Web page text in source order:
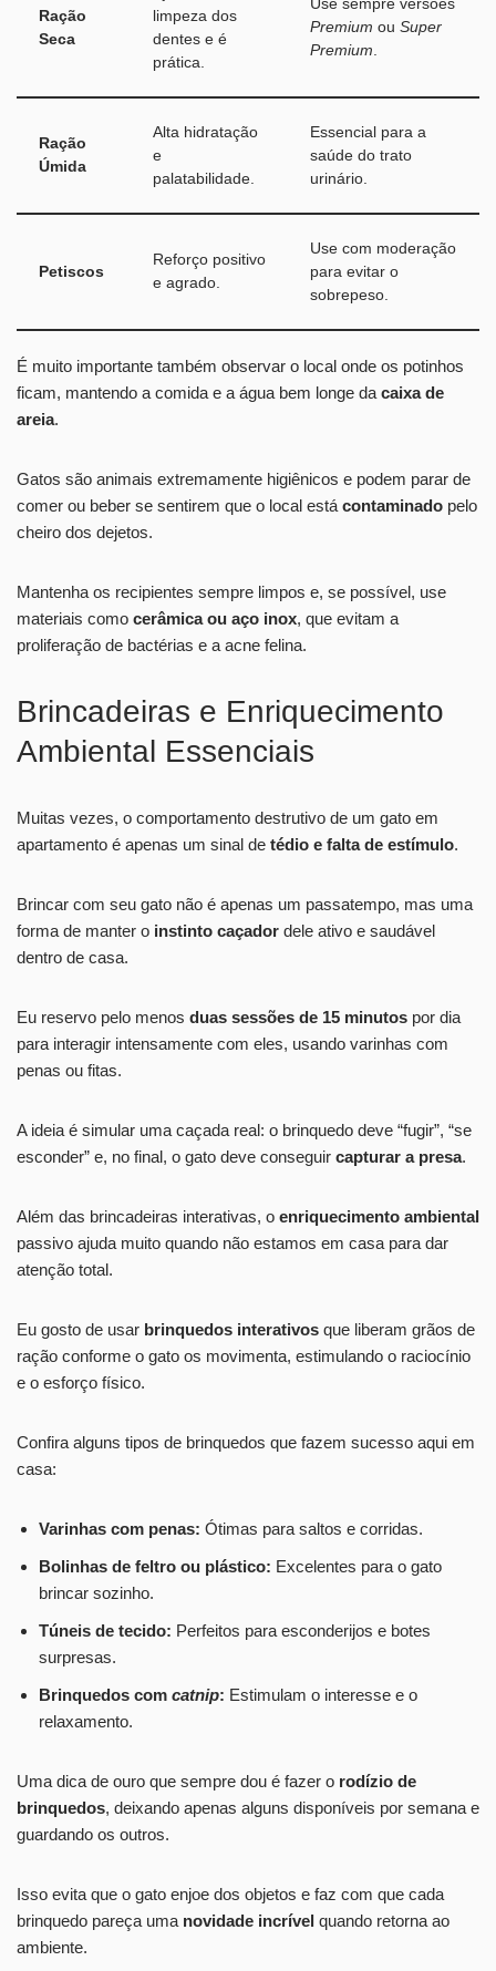
Ração
Seca
limpeza dos
dentes e é
prática.
Use sempre versões
Premium ou Super
Premium.
Ração
Úmida
Alta hidratação
e
palatabilidade.
Essencial para a
saúde do trato
urinário.
Petiscos
Reforço positivo
e agrado.
Use com moderação
para evitar o
sobrepeso.
É muito importante também observar o local onde os potinhos
ficam, mantendo a comida e a água bem longe da caixa de
areia.
Gatos são animais extremamente higiênicos e podem parar de
comer ou beber se sentirem que o local está contaminado pelo
cheiro dos dejetos.
Mantenha os recipientes sempre limpos e, se possível, use
materiais como cerâmica ou aço inox, que evitam a
proliferação de bactérias e a acne felina.
Brincadeiras e Enriquecimento
Ambiental Essenciais
Muitas vezes, o comportamento destrutivo de um gato em
apartamento é apenas um sinal de tédio e falta de estímulo.
Brincar com seu gato não é apenas um passatempo, mas uma
forma de manter o instinto caçador dele ativo e saudável
dentro de casa.
Eu reservo pelo menos duas sessões de 15 minutos por dia
para interagir intensamente com eles, usando varinhas com
penas ou fitas.
A ideia é simular uma caçada real: o brinquedo deve “fugir”, “se
esconder” e, no final, o gato deve conseguir capturar a presa.
Além das brincadeiras interativas, o enriquecimento ambiental
passivo ajuda muito quando não estamos em casa para dar
atenção total.
Eu gosto de usar brinquedos interativos que liberam grãos de
ração conforme o gato os movimenta, estimulando o raciocínio
e o esforço físico.
Confira alguns tipos de brinquedos que fazem sucesso aqui em
casa:
Varinhas com penas: Ótimas para saltos e corridas.
Bolinhas de feltro ou plástico: Excelentes para o gato
brincar sozinho.
Túneis de tecido: Perfeitos para esconderijos e botes
surpresas.
Brinquedos com catnip: Estimulam o interesse e o
relaxamento.
Uma dica de ouro que sempre dou é fazer o rodízio de
brinquedos, deixando apenas alguns disponíveis por semana e
guardando os outros.
Isso evita que o gato enjoe dos objetos e faz com que cada
brinquedo pareça uma novidade incrível quando retorna ao
ambiente.